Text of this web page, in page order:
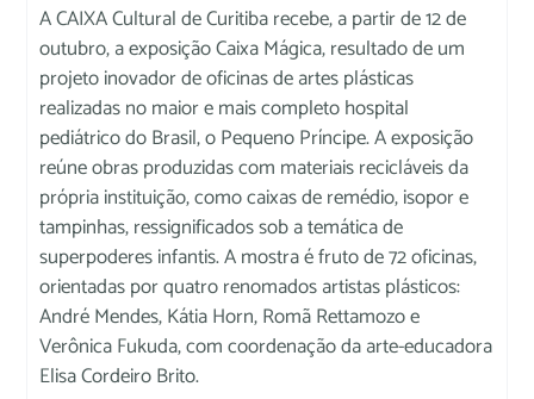
A CAIXA Cultural de Curitiba recebe, a partir de 12 de
outubro, a exposição Caixa Mágica, resultado de um
projeto inovador de oficinas de artes plásticas
realizadas no maior e mais completo hospital
pediátrico do Brasil, o Pequeno Príncipe. A exposição
reúne obras produzidas com materiais recicláveis da
própria instituição, como caixas de remédio, isopor e
tampinhas, ressignificados sob a temática de
superpoderes infantis. A mostra é fruto de 72 oficinas,
orientadas por quatro renomados artistas plásticos:
André Mendes, Kátia Horn, Romã Rettamozo e
Verônica Fukuda, com coordenação da arte-educadora
Elisa Cordeiro Brito.